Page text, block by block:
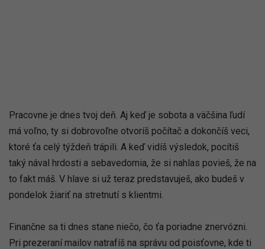
Pracovne je dnes tvoj deň. Aj keď je sobota a väčšina ľudí
má voľno, ty si dobrovoľne otvoríš počítač a dokončíš veci,
ktoré ťa celý týždeň trápili. A keď vidíš výsledok, pocítiš
taký nával hrdosti a sebavedomia, že si nahlas povieš, že na
to fakt máš. V hlave si už teraz predstavuješ, ako budeš v
pondelok žiariť na stretnutí s klientmi.
Finančne sa ti dnes stane niečo, čo ťa poriadne znervózni.
Pri prezeraní mailov natrafíš na správu od poisťovne, kde ti